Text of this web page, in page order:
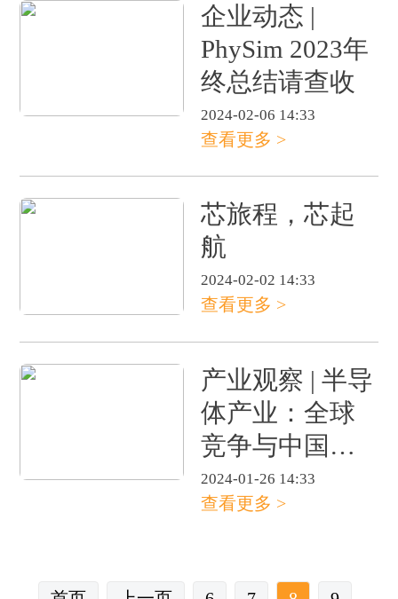
企业动态 |
PhySim 2023年
终总结请查收
2024-02-06 14:33
查看更多 >
芯旅程，芯起
航
2024-02-02 14:33
查看更多 >
产业观察 | 半导
体产业：全球
竞争与中国崛
起 | 附最新半导
体产业链图谱
2024-01-26 14:33
查看更多 >